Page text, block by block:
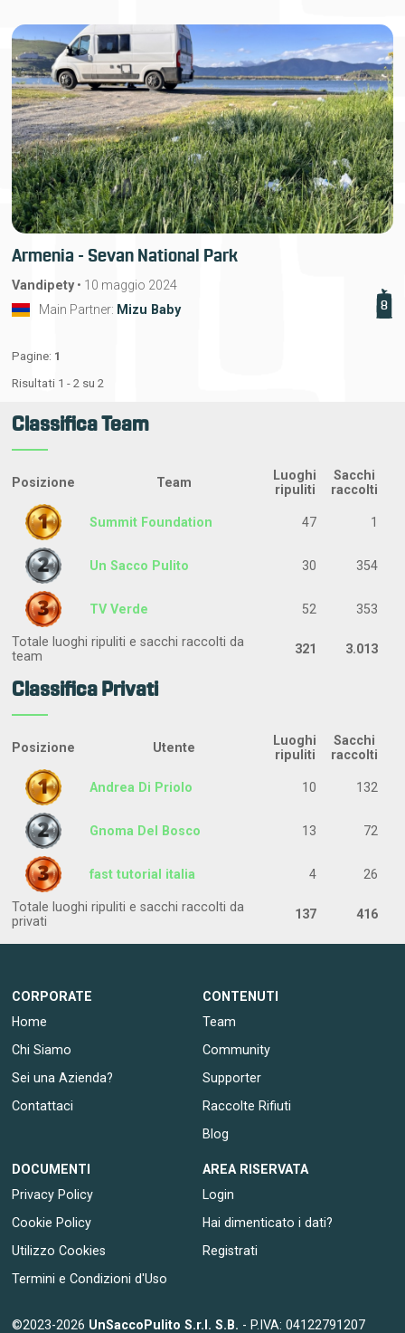
Armenia - Sevan National Park
Vandipety• 10 maggio 2024
Main Partner: Mizu Baby 8
Pagine: 1
Risultati 1 - 2 su 2
Classifica Team
Posizione Team
Luoghi
ripuliti
Sacchi
raccolti
Totale luoghi ripuliti e sacchi raccolti da
team
321 3.013
Summit Foundation 47 1
Un Sacco Pulito 30 354
TV Verde 52 353
Classifica Privati
Posizione Utente
Luoghi
ripuliti
Sacchi
raccolti
Totale luoghi ripuliti e sacchi raccolti da
privati
137 416
Andrea Di Priolo 10 132
Gnoma Del Bosco 13 72
fast tutorial italia 4 26
CORPORATE
Home
Chi Siamo
Sei una Azienda?
Contattaci
CONTENUTI
Team
Community
Supporter
Raccolte Rifiuti
Blog
DOCUMENTI
Privacy Policy
Cookie Policy
Utilizzo Cookies
Termini e Condizioni d'Uso
AREA RISERVATA
Login
Hai dimenticato i dati?
Registrati
©2023-2026 UnSaccoPulito S.r.l. S.B. - P.IVA: 04122791207